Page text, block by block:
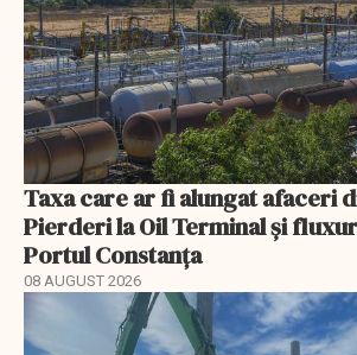
Taxa care ar fi alungat afaceri
Pierderi la Oil Terminal și
Portul Constanța
08 AUGUST 2026